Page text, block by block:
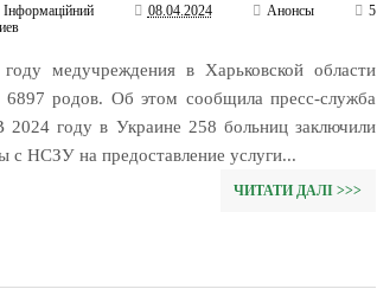
08.04.2024 Анонсы
5
медучреждения в Харьковской области
6897 родов. Об этом сообщила пресс-служба
году в Украине 258 больниц заключили
с НСЗУ на предоставление услуги...
ЧИТАТИ ДАЛІ >>>